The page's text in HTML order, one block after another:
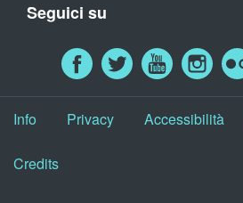
Seguici su
Info Privacy Accessibilità
Credits